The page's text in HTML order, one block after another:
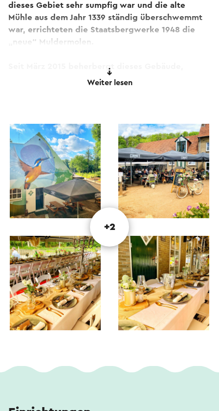
dieses Gebiet sehr sumpfig war und die alte
Mühle aus dem Jahr 1339 ständig überschwemmt
war, errichteten die Staatsbergwerke 1948 die
„neue“ Muldermolen.
Seit März 2015 beherbergt dieses Gebäude,
nachdem es viele Jahre als Getreidehandel und
Mulderplas hat eine große Anziehungskraft für
Tagesausflügler und Touristen.
Die Muldermolen wird daher aufgrund ihrer
perfekten Lage mitten im Geleenbeekdal häufig
von Wanderern, Radfahrern und Naturliebhabern
besucht. Auch zahlreiche Wander- und Radwege
beginnen hier und bieten Ihnen die Möglichkeit,
die wunderschöne Umgebung zu erkunden.
Die Muldermolen-Speisekarte bietet eine große
Auswahl an burgundischen Mittags- und
Abendgerichten, die größtenteils mit regionalen
Produkten zubereitet werden. Es ist für jeden
etwas dabei und die Gerichte werden vom
Küchenteam mit Liebe zubereitet. Service und
Gastfreundschaft werden daher großgeschrieben
Zum Beispiel wird Kaffee von der Top-Marke Peeze
schmeckt man definitiv! Neben dem Lagerbier der
Weiter lesen
+2